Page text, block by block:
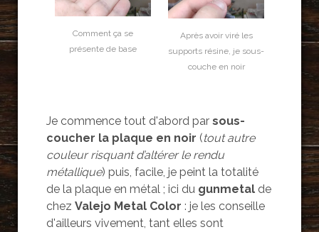
Comment ça se
présente de base
Après avoir viré les
supports résine, je sous-
couche en noir
Je commence tout d'abord par sous-
coucher la plaque en noir (tout autre
couleur risquant d’altérer le rendu
métallique) puis, facile, je peint la totalité
de la plaque en métal ; ici du gunmetalde
chez Valejo Metal Color : je les conseille
d'ailleurs vivement, tant elles sont